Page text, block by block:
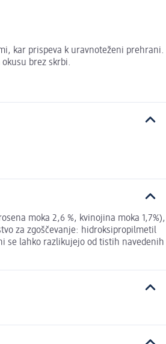
kar prispeva k uravnoteženi prehrani.
brez skrbi.
moka 2,6 %, kvinojina moka 1,7%),
za zgoščevanje: hidroksipropilmetil
se lahko razlikujejo od tistih navedenih